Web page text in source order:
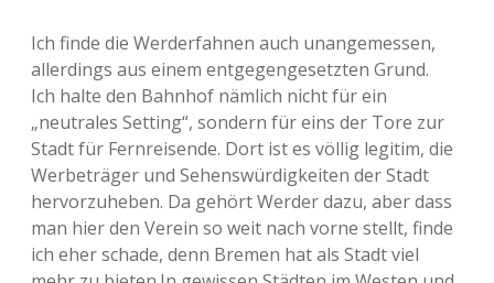
Ich finde die Werderfahnen auch unangemessen,
allerdings aus einem entgegengesetzten Grund.
Ich halte den Bahnhof nämlich nicht für ein
„neutrales Setting“, sondern für eins der Tore zur
Stadt für Fernreisende. Dort ist es völlig legitim, die
Werbeträger und Sehenswürdigkeiten der Stadt
hervorzuheben. Da gehört Werder dazu, aber dass
man hier den Verein so weit nach vorne stellt, finde
ich eher schade, denn Bremen hat als Stadt viel